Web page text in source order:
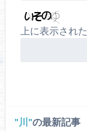
上に表示され
川 の最新記事